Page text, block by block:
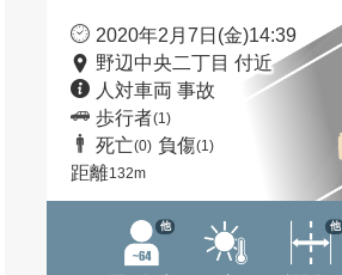
2020年2月7日(金)14:39
野辺中央二丁目 付近
人対車両 事故
歩行者(1)
死亡(0) 負傷(1)
距離132m
他 他